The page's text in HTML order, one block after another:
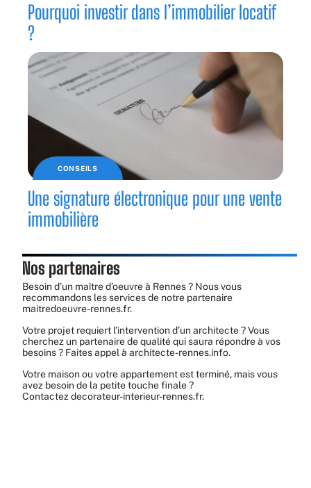
Pourquoi investir dans l’immobilier locatif
?
CONSEILS
Une signature électronique pour une vente
immobilière
Nos partenaires
Besoin d’un maître d’oeuvre à Rennes ? Nous vous
recommandons les services de notre partenaire
maitredoeuvre-rennes.fr.
Votre projet requiert l’intervention d’un architecte ? Vous
cherchez un partenaire de qualité qui saura répondre à vos
besoins ? Faites appel à architecte-rennes.info.
Votre maison ou votre appartement est terminé, mais vous
avez besoin de la petite touche finale ?
Contactez decorateur-interieur-rennes.fr.